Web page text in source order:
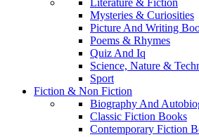
Mysteries & Curiosities
Picture And Writing
Poems & Rhymes
Quiz And Iq
Science, Nature &
Sport
Fiction & Non Fiction
Biography And
Classic Fiction Books
Contemporary Fiction